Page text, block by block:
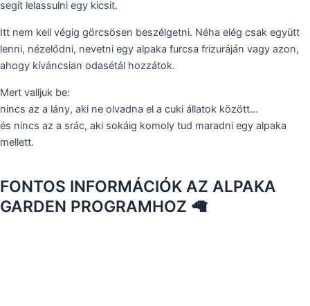
segít lelassulni egy kicsit.
Itt nem kell végig görcsösen beszélgetni. Néha elég csak együtt
lenni, nézelődni, nevetni egy alpaka furcsa frizuráján vagy azon,
ahogy kíváncsian odasétál hozzátok.
Mert valljuk be:
nincs az a lány, aki ne olvadna el a cuki állatok között…
és nincs az a srác, aki sokáig komoly tud maradni egy alpaka
mellett.
FONTOS INFORMÁCIÓK AZ ALPAKA
GARDEN PROGRAMHOZ 🦙